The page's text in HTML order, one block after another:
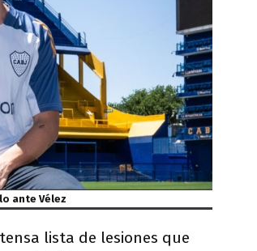
ante Vélez
lista de lesiones que